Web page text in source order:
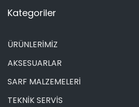
Kategoriler
ÜRÜNLERİMİZ
AKSESUARLAR
SARF MALZEMELERİ
TEKNİK SERVİS